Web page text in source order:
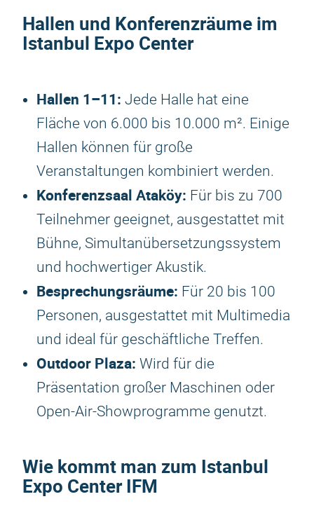
Hallen und Konferenzräume im
Istanbul Expo Center
Hallen 1–11: Jede Halle hat eine
Fläche von 6.000 bis 10.000 m². Einige
Hallen können für große
Veranstaltungen kombiniert werden.
Konferenzsaal Ataköy: Für bis zu 700
Teilnehmer geeignet, ausgestattet mit
Bühne, Simultanübersetzungssystem
und hochwertiger Akustik.
Besprechungsräume: Für 20 bis 100
Personen, ausgestattet mit Multimedia
und ideal für geschäftliche Treffen.
Outdoor Plaza: Wird für die
Präsentation großer Maschinen oder
Open-Air-Showprogramme genutzt.
Wie kommt man zum Istanbul
Expo Center IFM